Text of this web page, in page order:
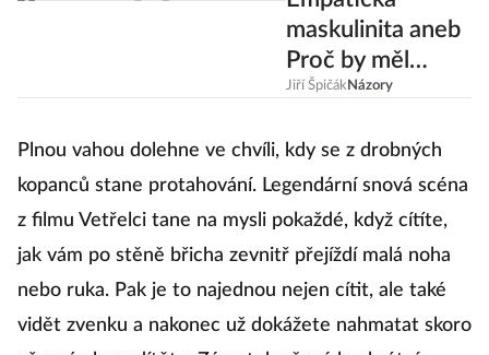
maskulinita aneb
Proč by měl
nastávající otec
Jiří Špičák Názory
Plnou vahou dolehne ve chvíli, kdy se z drobných
kopanců stane protahování. Legendární snová scéna
z filmu Vetřelci tane na mysli pokaždé, když cítíte,
jak vám po stěně břicha zevnitř přejíždí malá noha
nebo ruka. Pak je to najednou nejen cítit, ale také
vidět zvenku a nakonec už dokážete nahmatat skoro